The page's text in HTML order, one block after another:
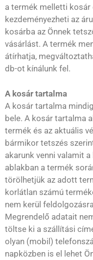
a termék melletti
kezdeményezheti az
kosárba az Önnek
vásárlást. A termék
átírhatja,
db-ot kínálunk fel.
A kosár tartalma
A kosár tartalma
bele. A kosár tartalma
termék és az aktuális
bármikor tetszés
akarunk venni valamit
ablakban a termék
törölhetjük az adott
korlátlan számú
nem kerül
Megrendelő adatait
töltse ki a szállítási
olyan (mobil)
napközben is el lehet